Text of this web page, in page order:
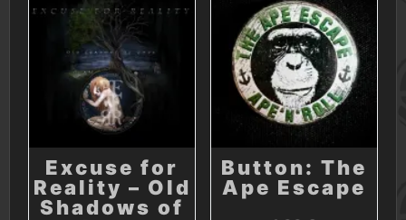
Excuse for
Reality – Old
Shadows of
Button: The
Ape Escape